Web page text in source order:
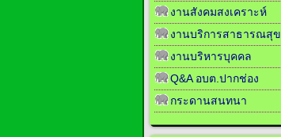
งานสังคมสงเคราะห์
งานบริการสาธารณสุข
งานบริหารบุคคล
Q&A อบต.ปากช่อง
กระดานสนทนา